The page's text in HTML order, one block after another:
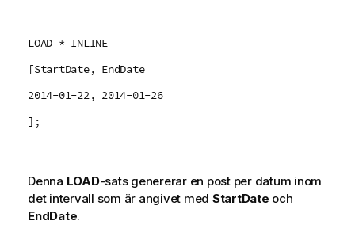
LOAD * INLINE
[StartDate, EndDate
2014-01-22, 2014-01-26
];
Denna LOAD-sats genererar en post per datum inom
det intervall som är angivet med StartDate och
EndDate.